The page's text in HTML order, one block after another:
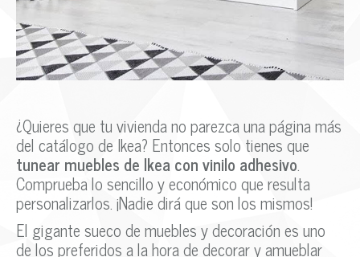
¿Quieres que tu vivienda no parezca una página más
del catálogo de Ikea? Entonces solo tienes que
tunear muebles de Ikea con vinilo adhesivo.
Comprueba lo sencillo y económico que resulta
personalizarlos. ¡Nadie dirá que son los mismos!
El gigante sueco de muebles y decoración es uno
de los preferidos a la hora de decorar y amueblar